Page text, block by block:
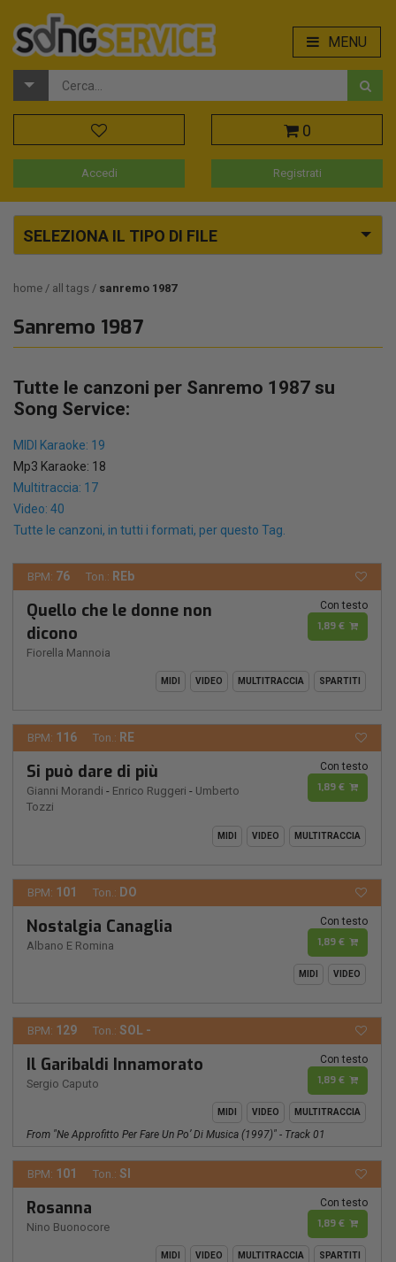
MENU
0
Accedi Registrati
SELEZIONA IL TIPO DI FILE
home all tags sanremo 1987
Sanremo 1987
Tutte le canzoni per Sanremo 1987 su
Song Service:
MIDI Karaoke: 19
Mp3 Karaoke: 18
Multitraccia: 17
Video: 40
Tutte le canzoni, in tutti i formati, per questo Tag.
BPM: 76 Ton.: REb
Quello che le donne non
dicono
Fiorella Mannoia
Con testo
1,89 €
MIDI VIDEO MULTITRACCIA SPARTITI
BPM: 116 Ton.: RE
Si può dare di più
Gianni Morandi - Enrico Ruggeri - Umberto
Tozzi
Con testo
1,89 €
MIDI VIDEO MULTITRACCIA
BPM: 101 Ton.: DO
Nostalgia Canaglia
Albano E Romina
Con testo
1,89 €
MIDI VIDEO
BPM: 129 Ton.: SOL -
Il Garibaldi Innamorato
Sergio Caputo
Con testo
1,89 €
MIDI VIDEO MULTITRACCIA
From "ne Approfitto Per Fare Un Po’ Di Musica (1997)" - Track 01
BPM: 101 Ton.: SI
Rosanna
Nino Buonocore
Con testo
1,89 €
MIDI VIDEO MULTITRACCIA SPARTITI